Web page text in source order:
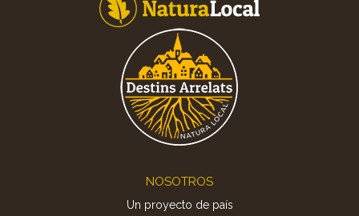
NOSOTROS
Un proyecto de país